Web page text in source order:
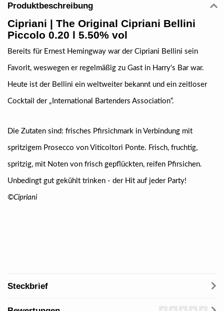
Produktbeschreibung
Cipriani | The Original Cipriani Bellini
Piccolo 0.20 l 5.50% vol
Bereits für Ernest Hemingway war der Cipriani Bellini sein
Favorit, weswegen er regelmäßig zu Gast in Harry‘s Bar war.
Heute ist der Bellini ein weltweiter bekannt und ein zeitloser
Cocktail der „International Bartenders Association“.
Die Zutaten sind: frisches Pfirsichmark in Verbindung mit
spritzigem Prosecco von Viticoltori Ponte. Frisch, fruchtig,
spritzig, mit Noten von frisch gepflückten, reifen Pfirsichen.
Unbedingt gut gekühlt trinken - der Hit auf jeder Party!
©Cipriani
Steckbrief